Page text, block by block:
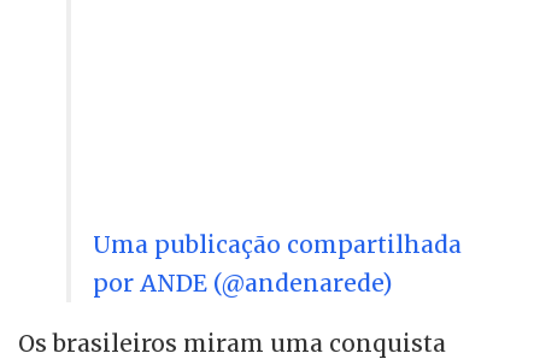
Uma publicação compartilhada
por ANDE (@andenarede)
Os brasileiros miram uma conquista